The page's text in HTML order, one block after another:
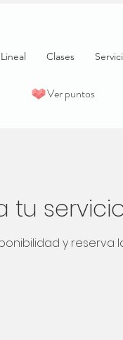
Clases
Ver puntos
tu
y